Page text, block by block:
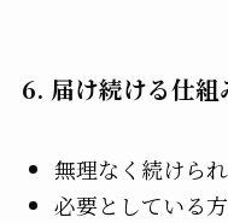
6. 届け続ける仕組
無理なく続けら
必要としている